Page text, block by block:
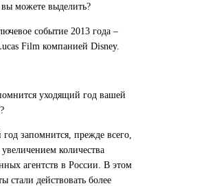
вы можете выделить?
событие 2013 года –
Film компанией Disney.
уходящий год вашей
запомнится, прежде всего,
количества
агентств в России. В этом
стали действовать более